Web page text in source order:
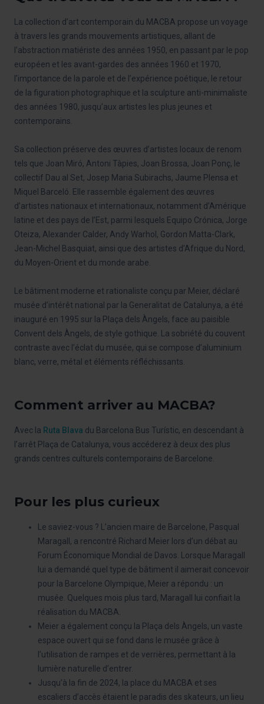
La collection d’art contemporain du MACBA propose un voyage
à travers les grands mouvements artistiques, allant de
l’abstraction matiériste des années 1950, en passant par le pop
européen et les avant-gardes des années 1960 et 1970,
l’importance de la parole et de l’expérience poétique, le retour
de la figuration photographique et la sculpture anti-minimaliste
des années 1980, jusqu’aux artistes les plus jeunes et
contemporains.
Sa collection préserve des œuvres d’artistes locaux de renom
tels que Joan Miró, Antoni Tàpies, Joan Brossa, Joan Ponç, le
collectif Dau al Set, Josep Maria Subirachs, Jaume Plensa et
Miquel Barceló. Elle rassemble également des œuvres
d’artistes nationaux et internationaux, notamment d’Amérique
latine et des pays de l’Est, parmi lesquels Equipo Crónica, Jorge
Oteiza, Alexander Calder, Andy Warhol, Gordon Matta-Clark,
Jean-Michel Basquiat, ainsi que des artistes d’Afrique du Nord,
du Moyen-Orient et du monde arabe.
Le bâtiment moderne et rationaliste conçu par Meier, déclaré
musée d’intérêt national par la Generalitat de Catalunya, a été
inauguré en 1995 sur la Plaça dels Àngels, face au paisible
Convent dels Àngels, de style gothique. La sobriété du couvent
contraste avec l’éclat du musée, qui se compose d’aluminium
blanc, verre, métal et éléments réfléchissants.
Comment arriver au MACBA?
Avec la Ruta Blava du Barcelona Bus Turístic, en descendant à
l’arrêt Plaça de Catalunya, vous accéderez à deux des plus
grands centres culturels contemporains de Barcelone.
Pour les plus curieux
Le saviez-vous ? L’ancien maire de Barcelone, Pasqual
Maragall, a rencontré Richard Meier lors d’un débat au
Forum Économique Mondial de Davos. Lorsque Maragall
lui a demandé quel type de bâtiment il aimerait concevoir
pour la Barcelone Olympique, Meier a répondu : un
musée. Quelques mois plus tard, Maragall lui confiait la
réalisation du MACBA.
Meier a également conçu la Plaça dels Àngels, un vaste
espace ouvert qui se fond dans le musée grâce à
l’utilisation de rampes et de verrières, permettant à la
lumière naturelle d’entrer.
Jusqu’à la fin de 2024, la place du MACBA et ses
escaliers d’accès étaient le paradis des skateurs, un lieu